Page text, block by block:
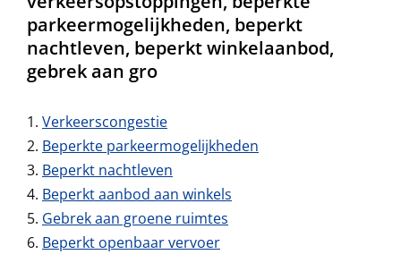
parkeermogelijkheden, beperkt
nachtleven, beperkt winkelaanbod,
gebrek aan gro
Verkeerscongestie
Beperkte parkeermogelijkheden
Beperkt nachtleven
Beperkt aanbod aan winkels
Gebrek aan groene ruimtes
Beperkt openbaar vervoer